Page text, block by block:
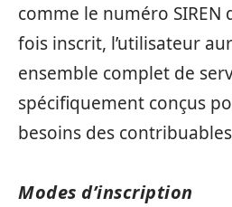
comme le numéro SIREN
fois inscrit, l’utilisateur
ensemble complet de
spécifiquement conçus
besoins des
Modes d’inscription